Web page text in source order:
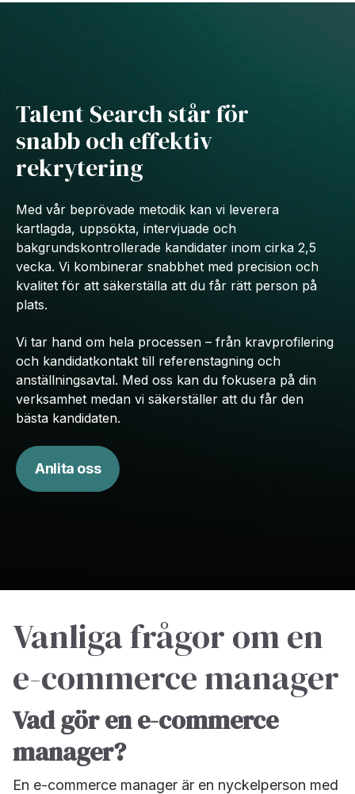
Talent Search står för
snabb och effektiv
rekrytering
Med vår beprövade metodik kan vi leverera
kartlagda, uppsökta, intervjuade och
bakgrundskontrollerade kandidater inom cirka 2,5
vecka. Vi kombinerar snabbhet med precision och
kvalitet för att säkerställa att du får rätt person på
plats.
Vi tar hand om hela processen – från kravprofilering
och kandidatkontakt till referenstagning och
anställningsavtal. Med oss kan du fokusera på din
verksamhet medan vi säkerställer att du får den
bästa kandidaten.
Anlita oss
Vanliga frågor om en
e-commerce manager
Vad gör en e-commerce
manager?
En e-commerce manager är en nyckelperson med